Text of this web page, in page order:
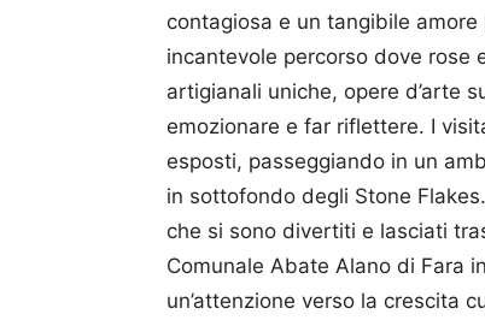
contagiosa e un tangibile
incantevole percorso dove rose
artigianali uniche, opere d’arte
emozionare e far riflettere. I
esposti, passeggiando in un
in sottofondo degli Stone
che si sono divertiti e lasciati
Comunale Abate Alano di Fara
un’attenzione verso la crescita